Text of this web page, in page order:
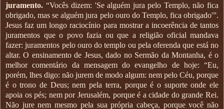
juramento. “Vocês dizem: 'Se alguém jura pelo Templo, não fica
obrigado, mas se alguém jura pelo ouro do Templo, fica obrigado'”.
Jesus faz um longo raciocínio para mostrar a incoerência de tantos
juramentos que o povo fazia ou que a religião oficial mandava
fazer: juramentos pelo ouro do templo ou pela oferenda que está no
altar. O ensinamento de Jesus, dado no Sermão da Montanha, é o
melhor comentário da mensagem do evangelho de hoje: “Eu,
porém, lhes digo: não jurem de modo algum: nem pelo Céu, porque
é o trono de Deus; nem pela terra, porque é o suporte onde ele
apoia os pés; nem por Jerusalém, porque é a cidade do grande Rei.
Não jure nem mesmo pela sua própria cabeça, porque você não